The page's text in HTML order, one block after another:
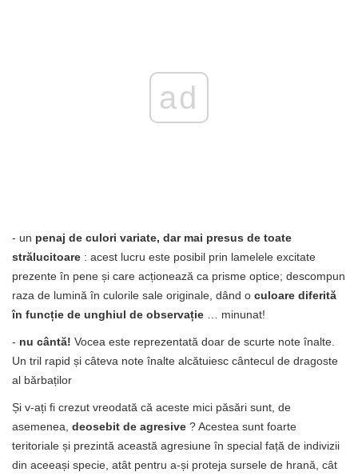
ad
- un penaj de culori variate, dar mai presus de toate
strălucitoare : acest lucru este posibil prin lamelele excitate
prezente în pene și care acționează ca prisme optice; descompun
raza de lumină în culorile sale originale, dând o culoare diferită
în funcție de unghiul de observație … minunat!
- nu cântă! Vocea este reprezentată doar de scurte note înalte.
Un tril rapid și câteva note înalte alcătuiesc cântecul de dragoste
al bărbaților
Și v-ați fi crezut vreodată că aceste mici păsări sunt, de
asemenea, deosebit de agresive ? Acestea sunt foarte
teritoriale și prezintă această agresiune în special față de indivizii
din aceeași specie, atât pentru a-și proteja sursele de hrană, cât